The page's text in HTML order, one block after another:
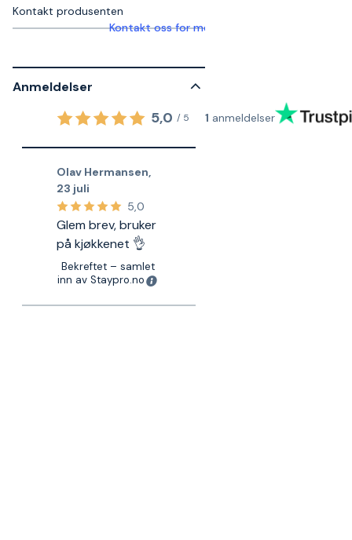
Kontakt produsenten
Kontakt oss for mer informasjon
Anmeldelser
5,0 / 5 1 anmeldelser
Olav Hermansen,
23 juli
5,0
Glem brev, bruker
på kjøkkenet 👌
Bekreftet – samlet
inn av Staypro.no